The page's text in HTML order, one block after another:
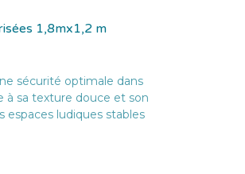
1,8mx1,2 m
sécurité optimale dans
à sa texture douce et son
espaces ludiques stables